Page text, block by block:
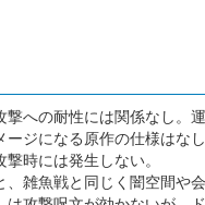
への耐性には関係なし。
ジになる原作の仕様はなし
時には発生しない。
雑魚戦と同じく闇空間や